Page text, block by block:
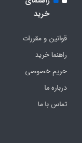
خرید
قوانین و مقررات
راهنما خرید
حریم خصوصی
درباره ما
تماس با ما